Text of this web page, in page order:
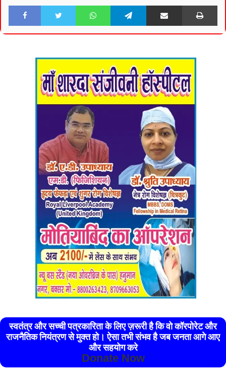
Facebook Twitter WhatsApp Telegram Share via Email
स्वतंत्र और सच्ची पत्रकारिता के लिए ज़रूरी है कि वो कॉरपोरेट और
राजनैतिक नियंत्रण से मुक्त हो। ऐसा तभी संभव है जब जनता आगे आए
और सहयोग करे
Donate Now